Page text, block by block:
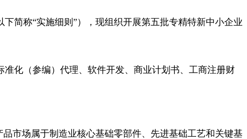
简称“实施细则”），现组织开展第五批专精特新中小企业
化（参编）代理、软件开发、商业计划书、工商注册财
市场属于制造业核心基础零部件、先进基础工艺和关键基